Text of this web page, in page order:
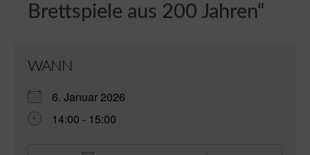
Brettspiele aus 200 Jahren“
WANN
6. Januar 2026
14:00 - 15:00